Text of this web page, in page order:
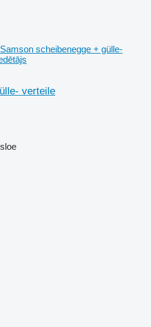
Samson scheibenegge + gülle-
verteile